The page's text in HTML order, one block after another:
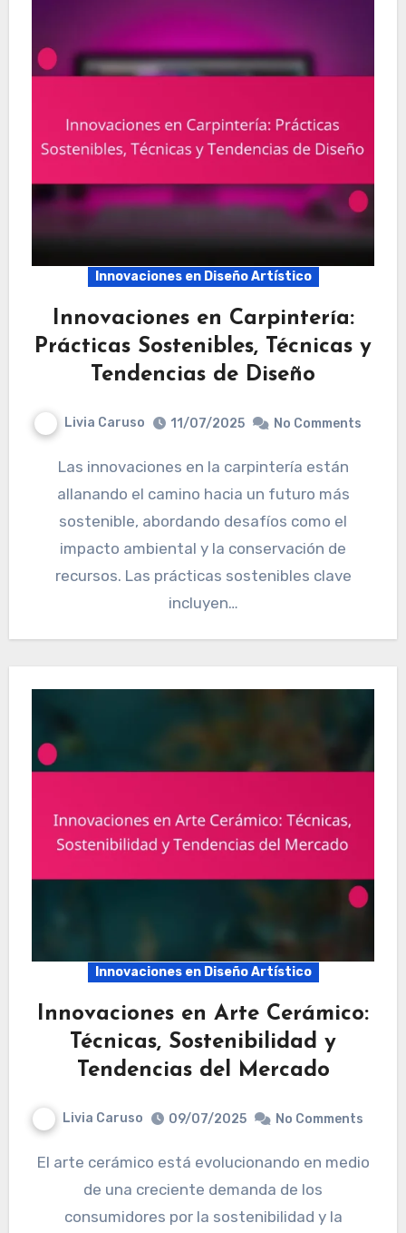
Innovaciones en Diseño Artístico
Innovaciones en Carpintería:
Prácticas Sostenibles, Técnicas y
Tendencias de Diseño
Livia Caruso 11/07/2025 No Comments
Las innovaciones en la carpintería están
allanando el camino hacia un futuro más
sostenible, abordando desafíos como el
impacto ambiental y la conservación de
recursos. Las prácticas sostenibles clave
incluyen…
Innovaciones en Diseño Artístico
Innovaciones en Arte Cerámico:
Técnicas, Sostenibilidad y
Tendencias del Mercado
Livia Caruso 09/07/2025 No Comments
El arte cerámico está evolucionando en medio
de una creciente demanda de los
consumidores por la sostenibilidad y la